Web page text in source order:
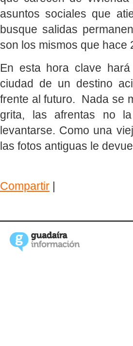
asuntos sociales que
busque salidas
son los mismos que hace
En esta hora clave
ciudad de un destino
frente al futuro. Nada se
grita, las afrentas no
levantarse. Como una
las fotos antiguas le
Compartir |